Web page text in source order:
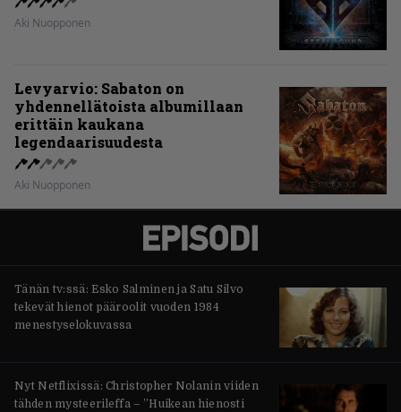
Aki Nuopponen
Levyarvio: Sabaton on
yhdennellätoista albumillaan
erittäin kaukana
legendaarisuudesta
Aki Nuopponen
Tänän tv:ssä: Esko Salminen ja Satu Silvo
tekevät hienot pääroolit vuoden 1984
menestyselokuvassa
Nyt Netflixissä: Christopher Nolanin viiden
tähden mysteerileffa – ”Huikean hienosti